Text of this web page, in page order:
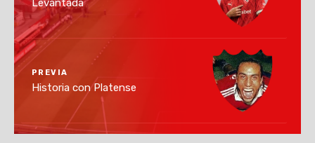
Levantada
PREVIA
Historia con Platense